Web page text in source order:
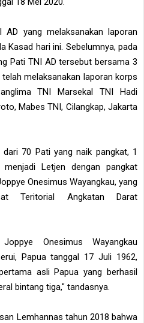
yang melaksanakan laporan
Kasad hari ini. Sebelumnya, pada
Pati TNI AD tersebut bersama 3
melaksanakan laporan korps
TNI Marsekal TNI Hadi
Mabes TNI, Cilangkap, Jakarta
dari 70 Pati yang naik pangkat, 1
Letjen dengan pangkat
Onesimus Wayangkau, yang
Teritorial Angkatan Darat
Onesimus Wayangkau
Papua tanggal 17 Juli 1962,
asli Papua yang berhasil
bintang tiga," tandasnya.
Lemhannas tahun 2018 bahwa